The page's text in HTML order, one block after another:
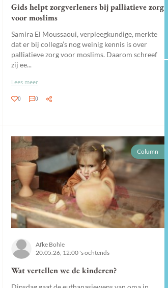
Gids helpt zorgverleners bij palliatieve zorg
voor moslims
Samira El Moussaoui, verpleegkundige, merkte
dat er bij collega’s nog weinig kennis is over
palliatieve zorg voor moslims. Daarom schreef
zij ee...
Lees meer
0 0
Column
Afke Bohle
20.05.26, 12:00 's ochtends
Wat vertellen we de kinderen?